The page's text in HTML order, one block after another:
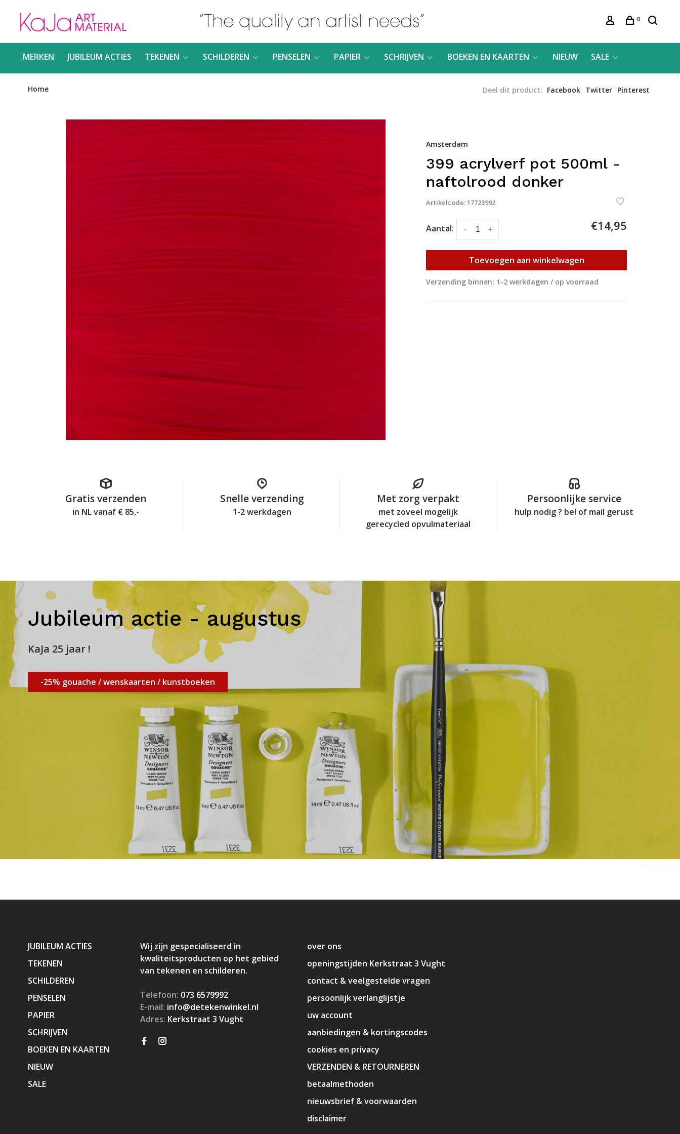
0
MERKEN JUBILEUM ACTIES TEKENEN SCHILDEREN PENSELEN PAPIER SCHRIJVEN BOEKEN EN KAARTEN NIEUW SALE
Home Deel dit product: Facebook Twitter Pinterest
Amsterdam
399 acrylverf pot 500ml -
naftolrood donker
Artikelcode:17723992
Aantal: +
- €14,95
Toevoegen aan winkelwagen
Verzending binnen: 1-2 werkdagen / op voorraad
Gratis verzenden
in NL vanaf € 85,-
Snelle verzending
1-2 werkdagen
Met zorg verpakt
met zoveel mogelijk
gerecycled opvulmateriaal
Persoonlijke service
hulp nodig ? bel of mail gerust
Jubileum actie - augustus
KaJa 25 jaar !
-25% gouache / wenskaarten / kunstboeken
JUBILEUM ACTIES
TEKENEN
SCHILDEREN
PENSELEN
PAPIER
SCHRIJVEN
BOEKEN EN KAARTEN
NIEUW
SALE
Wij zijn gespecialiseerd in
kwaliteitsproducten op het gebied
van tekenen en schilderen.
Telefoon: 073 6579992
E-mail: info@detekenwinkel.nl
Adres: Kerkstraat 3 Vught
over ons
openingstijden Kerkstraat 3 Vught
contact & veelgestelde vragen
persoonlijk verlanglijstje
uw account
aanbiedingen & kortingscodes
cookies en privacy
VERZENDEN & RETOURNEREN
betaalmethoden
nieuwsbrief & voorwaarden
disclaimer